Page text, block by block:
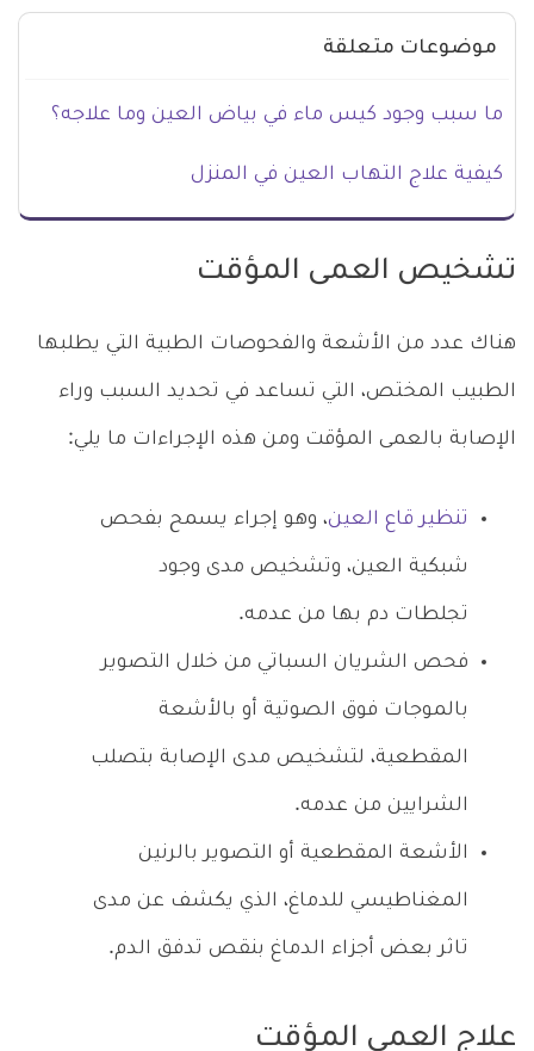
موضوعات متعلقة
ما سبب وجود كيس ماء في بياض العين وما علاجه؟
كيفية علاج التهاب العين في المنزل
تشخيص العمى المؤقت
هناك عدد من الأشعة والفحوصات الطبية التي يطلبها
الطبيب المختص، التي تساعد في تحديد السبب وراء
الإصابة بالعمى المؤقت ومن هذه الإجراءات ما يلي:
تنظير قاع العين، وهو إجراء يسمح بفحص
شبكية العين، وتشخيص مدى وجود
تجلطات دم بها من عدمه.
فحص الشريان السباتي من خلال التصوير
بالموجات فوق الصوتية أو بالأشعة
المقطعية، لتشخيص مدى الإصابة بتصلب
الشرايين من عدمه.
الأشعة المقطعية أو التصوير بالرنين
المغناطيسي للدماغ، الذي يكشف عن مدى
تاثر بعض أجزاء الدماغ بنقص تدفق الدم.
علاج العمى المؤقت